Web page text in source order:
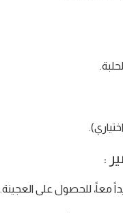
:
معاً، للحصول على العجينة.